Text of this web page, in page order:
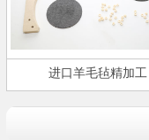
进口羊毛毡精加工